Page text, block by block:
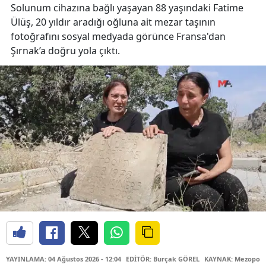
Solunum cihazına bağlı yaşayan 88 yaşındaki Fatime
Ülüş, 20 yıldır aradığı oğluna ait mezar taşının
fotoğrafını sosyal medyada görünce Fransa'dan
Şırnak’a doğru yola çıktı.
YAYINLAMA: 04 Ağustos 2026 - 12:04 EDİTÖR: Burçak GÖREL KAYNAK: